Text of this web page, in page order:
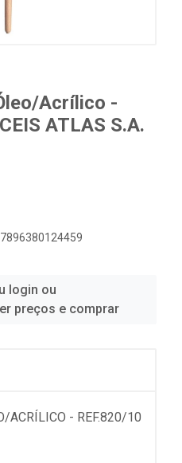
Acrílico -
ATLAS S.A.
login ou
preços e comprar
ACRÍLICO - REF.820/10